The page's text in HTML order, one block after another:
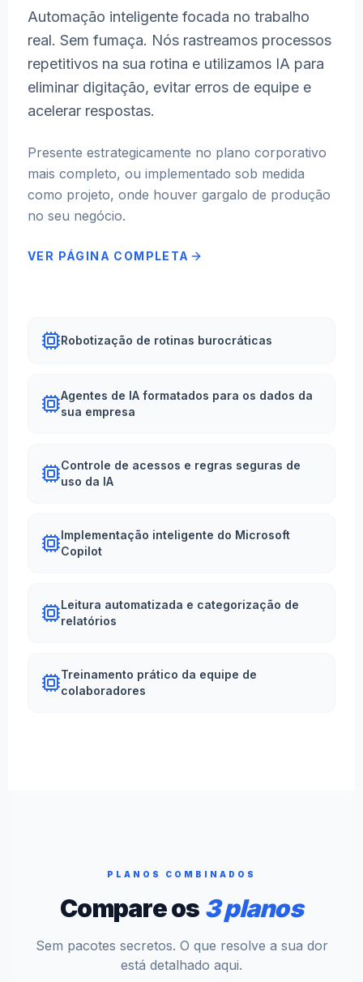
Automação inteligente focada no trabalho
real. Sem fumaça. Nós rastreamos processos
repetitivos na sua rotina e utilizamos IA para
eliminar digitação, evitar erros de equipe e
acelerar respostas.
Presente estrategicamente no plano corporativo
mais completo, ou implementado sob medida
como projeto, onde houver gargalo de produção
no seu negócio.
VER PÁGINA COMPLETA
Robotização de rotinas burocráticas
Agentes de IA formatados para os dados da
sua empresa
Controle de acessos e regras seguras de
uso da IA
Implementação inteligente do Microsoft
Copilot
Leitura automatizada e categorização de
relatórios
Treinamento prático da equipe de
colaboradores
PLANOS COMBINADOS
Compare os 3 planos
Sem pacotes secretos. O que resolve a sua dor
está detalhado aqui.